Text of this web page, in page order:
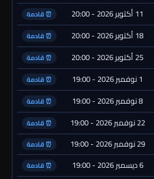
11 أكتوبر 2026 - 20:00 ⏰ قادمة
18 أكتوبر 2026 - 20:00 ⏰ قادمة
25 أكتوبر 2026 - 20:00 ⏰ قادمة
1 نوفمبر 2026 - 19:00 ⏰ قادمة
8 نوفمبر 2026 - 19:00 ⏰ قادمة
22 نوفمبر 2026 - 19:00 ⏰ قادمة
29 نوفمبر 2026 - 19:00 ⏰ قادمة
6 ديسمبر 2026 - 19:00 ⏰ قادمة